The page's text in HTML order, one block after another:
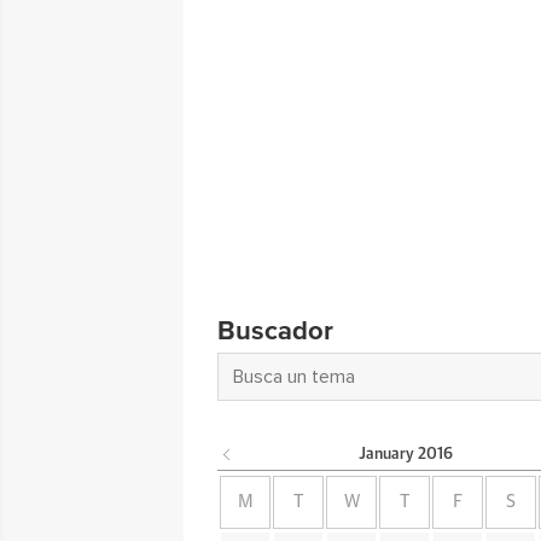
Buscador
January 2016
M W F S